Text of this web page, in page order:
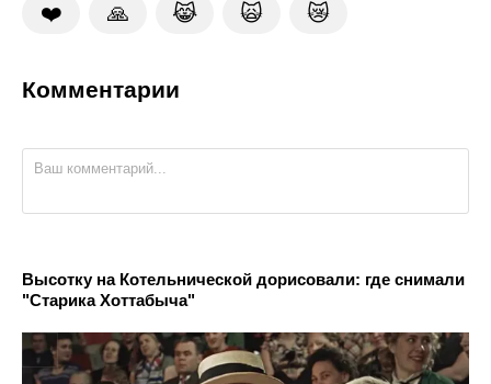
❤️ 🙏 😹 🙀 😿
Комментарии
Высотку на Котельнической дорисовали: где снимали
"Старика Хоттабыча"